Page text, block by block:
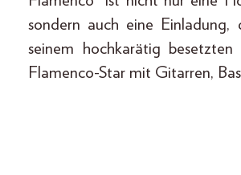
sondern auch eine
seinem hochkarätig
Flamenco-Star mit Gitarren,